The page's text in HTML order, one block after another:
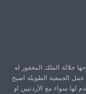
عام 1957 وقام بافتتاحها جلالة الملك المغفور له
الجمعية الطويلة اصبح
لها سواء مع الأردنيين او